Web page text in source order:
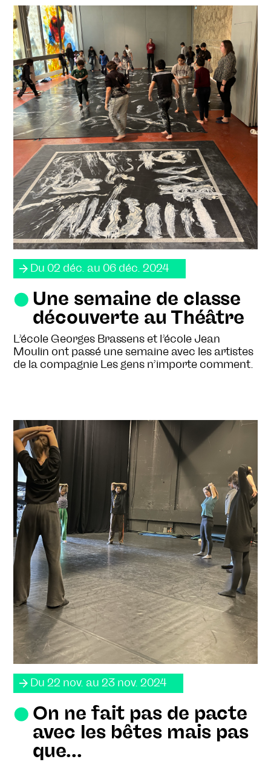
Du 02 déc. au 06 déc. 2024
Une semaine de classe
découverte au Théâtre
L’école Georges Brassens et l’école Jean
Moulin ont passé une semaine avec les artistes
de la compagnie Les gens n’importe comment.
Du 22 nov. au 23 nov. 2024
On ne fait pas de pacte
avec les bêtes mais pas
que...